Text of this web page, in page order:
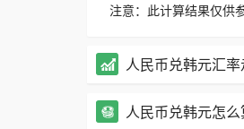
注意：此计算结果仅供
人民币兑韩元汇
人民币兑韩元怎